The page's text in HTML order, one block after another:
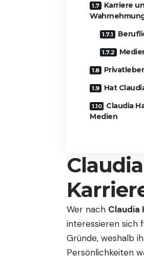
Karriere
Hat
Claudia
Medien
Wer nach Claudia
interessieren sich
Gründe, weshalb
Persönlichkeiten